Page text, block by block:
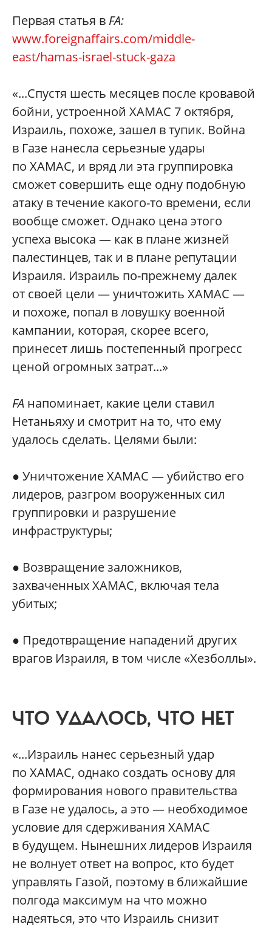
Первая статья в FA:
www.foreignaffairs.com/middle-
east/hamas-israel-stuck-gaza
«...Спустя шесть месяцев после кровавой
бойни, устроенной ХАМАС 7 октября,
Израиль, похоже, зашел в тупик. Война
в Газе нанесла серьезные удары
по ХАМАС, и вряд ли эта группировка
сможет совершить еще одну подобную
атаку в течение какого-то времени, если
вообще сможет. Однако цена этого
успеха высока — как в плане жизней
палестинцев, так и в плане репутации
Израиля. Израиль по-прежнему далек
от своей цели — уничтожить ХАМАС —
и похоже, попал в ловушку военной
кампании, которая, скорее всего,
принесет лишь постепенный прогресс
ценой огромных затрат...»
FA напоминает, какие цели ставил
Нетаньяху и смотрит на то, что ему
удалось сделать. Целями были:
● Уничтожение ХАМАС — убийство его
лидеров, разгром вооруженных сил
группировки и разрушение
инфраструктуры;
● Возвращение заложников,
захваченных ХАМАС, включая тела
убитых;
● Предотвращение нападений других
врагов Израиля, в том числе «Хезболлы».
ЧТО УДАЛОСЬ, ЧТО НЕТ
«...Израиль нанес серьезный удар
по ХАМАС, однако создать основу для
формирования нового правительства
в Газе не удалось, а это — необходимое
условие для сдерживания ХАМАС
в будущем. Нынешних лидеров Израиля
не волнует ответ на вопрос, кто будет
управлять Газой, поэтому в ближайшие
полгода максимум на что можно
надеяться, это что Израиль снизит